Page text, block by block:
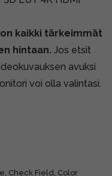
kaikki tärkeimmät
hintaan. Jos etsit
avuksi
voi olla valintasi.
Check Field, Color